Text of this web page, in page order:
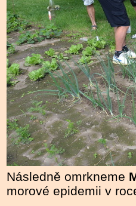
Následně omrkneme
morové epidemii v